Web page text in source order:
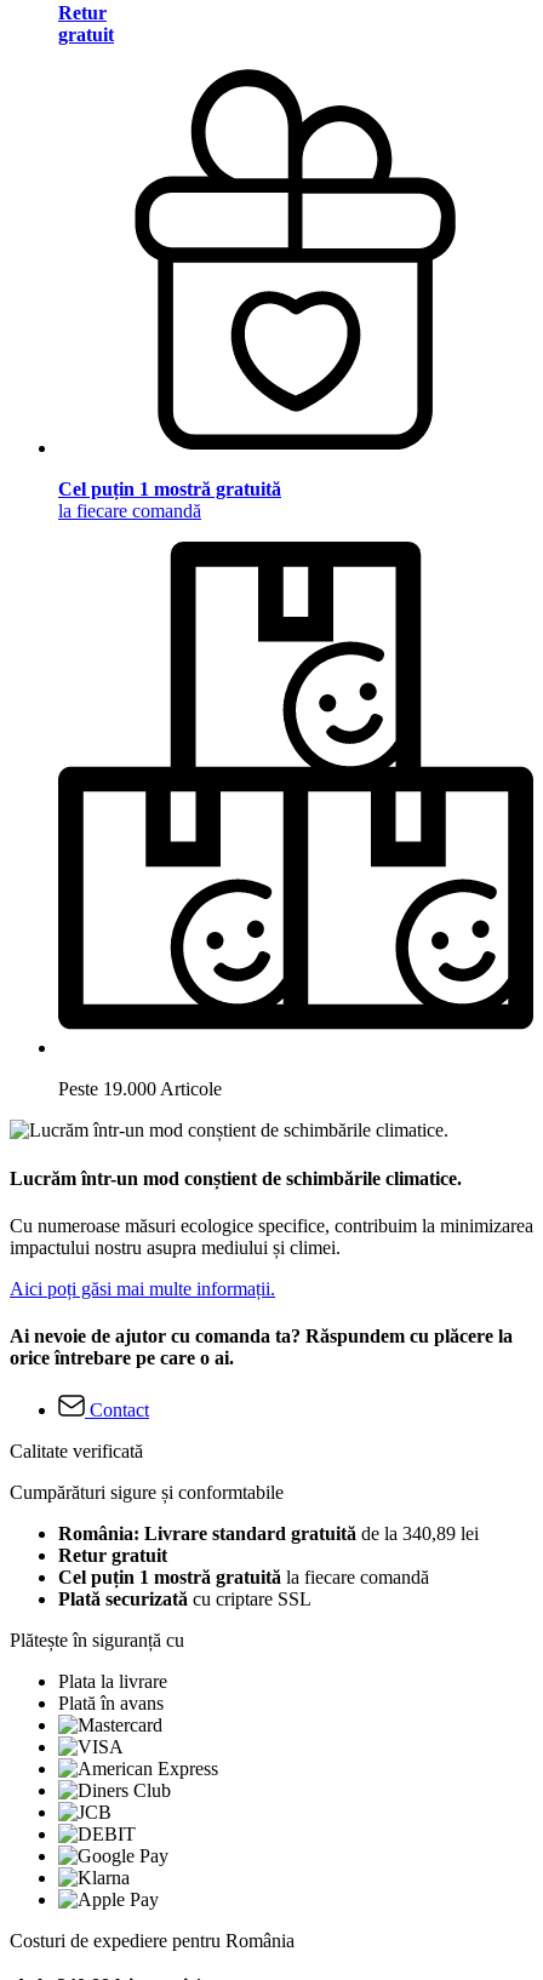
Retur
gratuit
Cel puțin 1 mostră gratuită
la fiecare comandă
Peste 19.000 Articole
Lucrăm într-un mod conștient de schimbările climatice.
Cu numeroase măsuri ecologice specifice, contribuim la minimizarea
impactului nostru asupra mediului și climei.
Aici poți găsi mai multe informații.
Ai nevoie de ajutor cu comanda ta? Răspundem cu plăcere la
orice întrebare pe care o ai.
Contact
Calitate verificată
Cumpărături sigure și conformtabile
România: Livrare standard gratuită de la 340,89 lei
Retur gratuit
Cel puțin 1 mostră gratuită la fiecare comandă
Plată securizată cu criptare SSL
Plătește în siguranță cu
Plata la livrare
Plată în avans
Costuri de expediere pentru România